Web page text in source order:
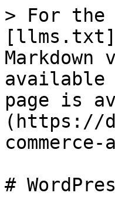
> For the
available
page is
(https://
#